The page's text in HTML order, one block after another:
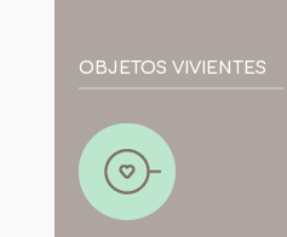
OBJETOS VIVIENTES